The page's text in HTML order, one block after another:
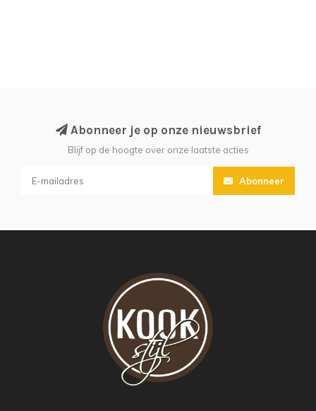
Abonneer je op onze nieuwsbrief
Blijf op de hoogte over onze laatste acties
Abonneer